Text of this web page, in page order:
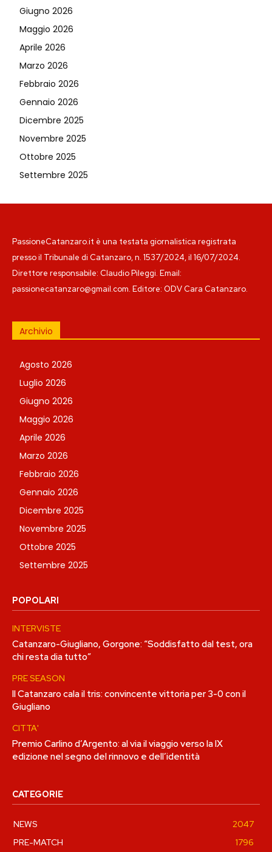
Giugno 2026
Maggio 2026
Aprile 2026
Marzo 2026
Febbraio 2026
Gennaio 2026
Dicembre 2025
Novembre 2025
Ottobre 2025
Settembre 2025
PassioneCatanzaro.it è una testata giornalistica registrata
presso il Tribunale di Catanzaro, n. 1537/2024, il 16/07/2024.
Direttore responsabile: Claudio Pileggi. Email:
passionecatanzaro@gmail.com. Editore: ODV Cara Catanzaro.
Archivio
Agosto 2026
Luglio 2026
Giugno 2026
Maggio 2026
Aprile 2026
Marzo 2026
Febbraio 2026
Gennaio 2026
Dicembre 2025
Novembre 2025
Ottobre 2025
Settembre 2025
POPOLARI
INTERVISTE
Catanzaro-Giugliano, Gorgone: “Soddisfatto dal test, ora
chi resta dia tutto”
PRE SEASON
Il Catanzaro cala il tris: convincente vittoria per 3-0 con il
Giugliano
CITTA'
Premio Carlino d’Argento: al via il viaggio verso la IX
edizione nel segno del rinnovo e dell’identità
CATEGORIE
NEWS
2047
PRE-MATCH
1796